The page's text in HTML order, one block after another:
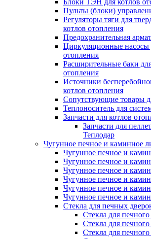
Блоки ТЭН для котлов
Пульты (блоки)
Регуляторы тяги для
котлов отопления
Предохранительная
Циркуляционные насосы
отопления
Расширительные баки
отопления
Источники
котлов отопления
Сопутствующие товары
Теплоноситель для
Запчасти для котлов
Запчасти для
Теплодар
Чугунное печное и каминное
Чугунное печное и
Чугунное печное и
Чугунное печное и
Чугунное печное и
Чугунное печное и
Чугунное печное и
Стекла для печных
Стекла для
Стекла для
Стекла для